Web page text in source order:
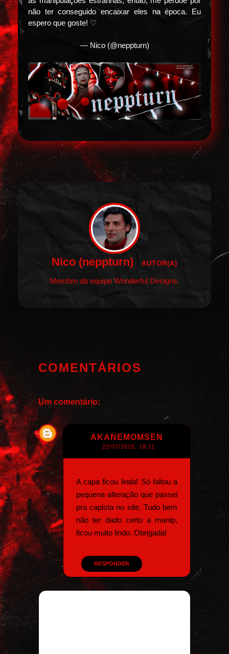
não ter conseguido encaixar eles na época. Eu
espero que goste! ♡
— Nico (@neppturn)
Nico (neppturn) AUTOR(A)
Membro da equipe Wonderful Designs.
COMENTÁRIOS
Um comentário:
AKANEMOMSEN
22/07/2025, 18:11
A capa ficou linda! Só faltou a
pequena alteração que passei
pra capista no site. Tudo bem
não ter dado certo a manip,
ficou muito lindo. Obrigada!
RESPONDER